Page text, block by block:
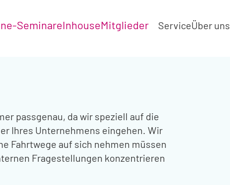
SeminareInhouseMitglieder ServiceÜber uns
passgenau, da wir speziell auf die
Ihres Unternehmens eingehen. Wir
Fahrtwege auf sich nehmen müssen
Fragestellungen konzentrieren